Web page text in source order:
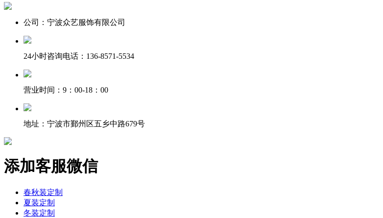
公司：宁波众艺服饰有限公司
24小时咨询电话：136-8571-5534
营业时间：9：00-18：00
地址：宁波市鄞州区五乡中路679号
添加客服微信
春秋装定制
夏装定制
冬装定制